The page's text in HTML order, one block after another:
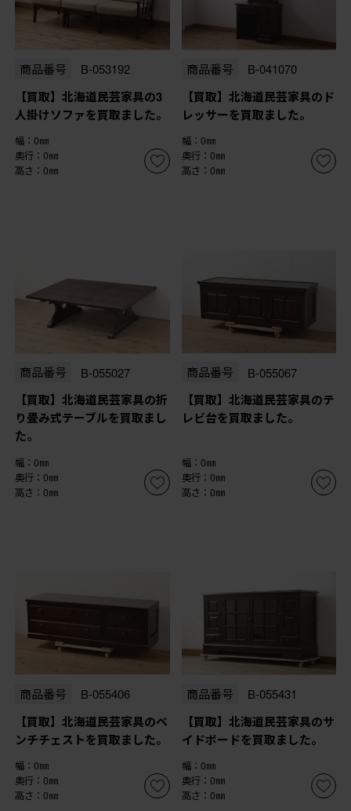
商品番号 B-053192
【買取】北海道民芸家具の3
人掛けソファを買取ました。
幅：0㎜
奥行：0㎜
高さ：0㎜
商品番号 B-041070
【買取】北海道民芸家具のド
レッサーを買取ました。
幅：0㎜
奥行：0㎜
高さ：0㎜
商品番号 B-055027
【買取】北海道民芸家具の折
り畳み式テーブルを買取まし
た。
幅：0㎜
奥行：0㎜
高さ：0㎜
商品番号 B-055067
【買取】北海道民芸家具のテ
レビ台を買取ました。
幅：0㎜
奥行：0㎜
高さ：0㎜
商品番号 B-055406
【買取】北海道民芸家具のベ
ンチチェストを買取ました。
幅：0㎜
奥行：0㎜
高さ：0㎜
商品番号 B-055431
【買取】北海道民芸家具のサ
イドボードを買取ました。
幅：0㎜
奥行：0㎜
高さ：0㎜